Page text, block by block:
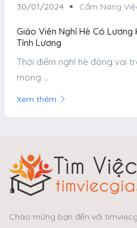
30/01/2024 Cẩm Nang
Giáo Viên Nghỉ Hè Có Lương
Tính Lương
Thời điểm nghỉ hè đóng vai
mong ...
Xem thêm
Chào mừng bạn đến với